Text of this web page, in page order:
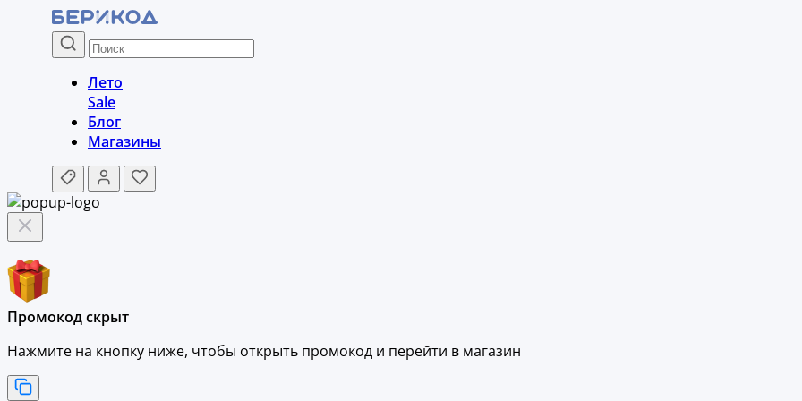
Лето
Sale
Блог
Магазины
Промокод скрыт
Нажмите на кнопку ниже, чтобы открыть промокод и перейти в магазин